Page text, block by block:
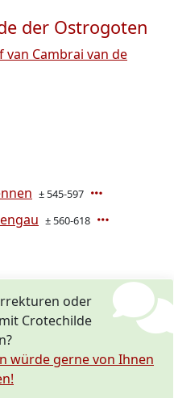
der Ostrogoten
van Cambrai van de
± 545-597
± 560-618
oder
Crotechilde
würde gerne von Ihnen